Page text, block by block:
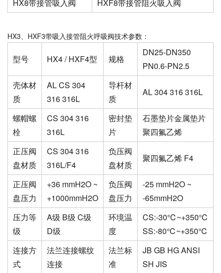
HX8带接管吸入阀
HXF8带接管阻火吸入阀
HX3、HXF3带吸入接管阻火呼吸阀技术参数：
型号 HX4 / HXF4型 规格
DN25-DN350
PN0.6-PN2.5
壳体材
质
AL CS 304
316 316L
导杆材
质
AL 304 316 316L
螺帽螺
栓
CS 304 316
316L
密封垫
片
石墨垫片金属垫片
聚四氟乙烯
正压阀
盘材质
CS 304 316
316L/F4
负压阀
盘材质
聚四氟乙烯 F4
正压阀
盘压力
+36 mmH2O ~
+1000mmH2O
负压阀
盘压力
-25 mmH2O ~
-65mmH2O
压力等
级
A级 B级 C级
D级
环境温
度
CS:-30℃~+350℃
SS:-80℃~+350℃
连接方
式
法兰连接螺纹
连接
法兰标
准
JB GB HG ANSI
SH JIS